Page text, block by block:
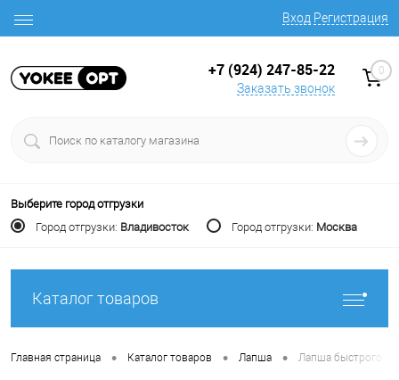
Вход Регистрация
+7 (924) 247-85-22
Заказать звонок
0
Выберите город отгрузки
Город отгрузки: Владивосток Город отгрузки: Москва
Каталог товаров
Главная страница • Каталог товаров • Лапша • Лапша быстрого